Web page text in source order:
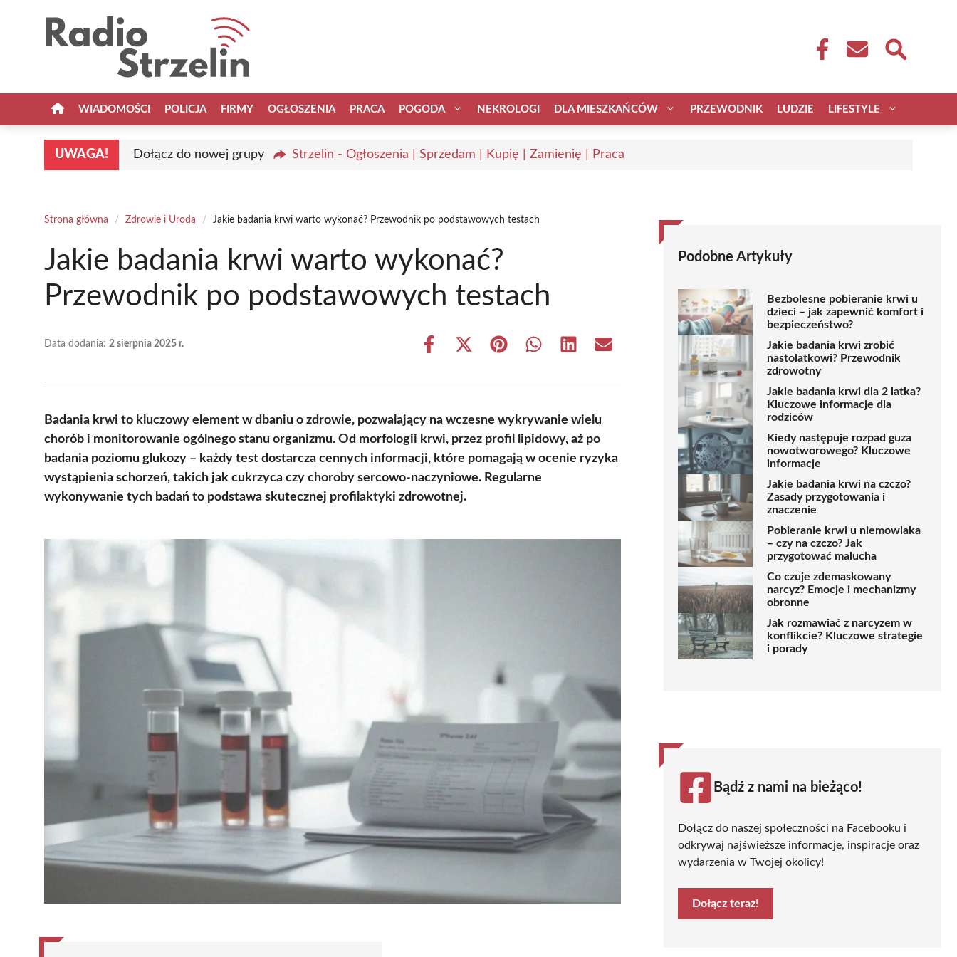
WIADOMOŚCI POLICJA FIRMY OGŁOSZENIA PRACA POGODA NEKROLOGI DLA MIESZKAŃCÓW PRZEWODNIK LUDZIE LIFESTYLE
UWAGA! Dołącz do nowej grupy Strzelin - Ogłoszenia | Sprzedam | Kupię | Zamienię | Praca
Strona główna / Zdrowie i Uroda / Jakie badania krwi warto wykonać? Przewodnik po podstawowych testach
Jakie badania krwi warto wykonać?
Przewodnik po podstawowych testach
Data dodania: 2 sierpnia 2025 r.
Share
Share
(Twitter)
Share Share Share Share
Badania krwi to kluczowy element w dbaniu o zdrowie, pozwalający na wczesne wykrywanie wielu
chorób i monitorowanie ogólnego stanu organizmu. Od morfologii krwi, przez profil lipidowy, aż po
badania poziomu glukozy – każdy test dostarcza cennych informacji, które pomagają w ocenie ryzyka
wystąpienia schorzeń, takich jak cukrzyca czy choroby sercowo-naczyniowe. Regularne
wykonywanie tych badań to podstawa skutecznej profilaktyki zdrowotnej.
Podobne Artykuły
Bezbolesne pobieranie krwi u
dzieci – jak zapewnić komfort i
bezpieczeństwo?
Jakie badania krwi zrobić
nastolatkowi? Przewodnik
zdrowotny
Jakie badania krwi dla 2 latka?
Kluczowe informacje dla
rodziców
Kiedy następuje rozpad guza
nowotworowego? Kluczowe
informacje
Jakie badania krwi na czczo?
Zasady przygotowania i
znaczenie
Pobieranie krwi u niemowlaka
– czy na czczo? Jak
przygotować malucha
Co czuje zdemaskowany
narcyz? Emocje i mechanizmy
obronne
Jak rozmawiać z narcyzem w
konflikcie? Kluczowe strategie
i porady
Bądź z nami na bieżąco!
Dołącz do naszej społeczności na Facebooku i
odkrywaj najświeższe informacje, inspiracje oraz
wydarzenia w Twojej okolicy!
Dołącz teraz!